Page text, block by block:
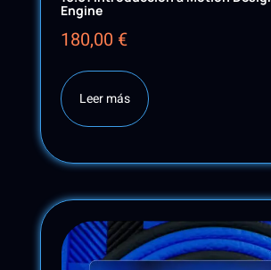
Engine
180,00 €
Leer más